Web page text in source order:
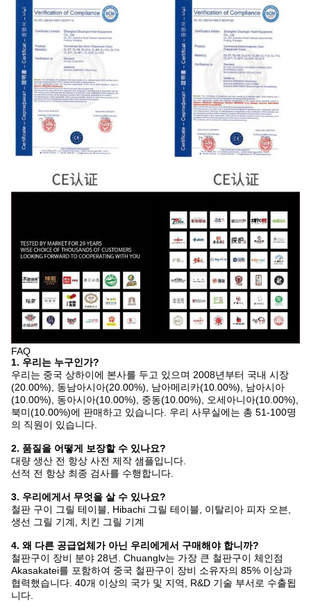
FAQ
1. 우리는 누구인가?
우리는 중국 상하이에 본사를 두고 있으며 2008년부터 국내 시장
(20.00%), 동남아시아(20.00%), 남아메리카(10.00%), 남아시아
(10.00%), 동아시아(10.00%), 중동(10.00%), 오세아니아(10.00%),
북미(10.00%)에 판매하고 있습니다. 우리 사무실에는 총 51-100명
의 직원이 있습니다.
2. 품질을 어떻게 보장할 수 있나요?
대량 생산 전 항상 사전 제작 샘플입니다.
선적 전 항상 최종 검사를 수행합니다.
3. 우리에게서 무엇을 살 수 있나요?
철판 구이 그릴 테이블, Hibachi 그릴 테이블, 이탈리아 피자 오븐,
생선 그릴 기계, 치킨 그릴 기계
4. 왜 다른 공급업체가 아닌 우리에게서 구매해야 합니까?
철판구이 장비 분야 28년. Chuanglv는 가장 큰 철판구이 체인점
Akasakatei를 포함하여 중국 철판구이 장비 소유자의 85% 이상과
협력했습니다. 40개 이상의 국가 및 지역, R&D 기술 부서로 수출됩
니다.